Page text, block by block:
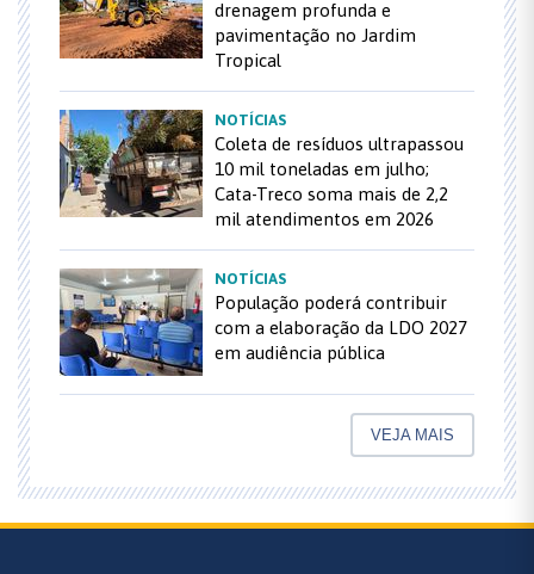
drenagem profunda e
pavimentação no Jardim
Tropical
NOTÍCIAS
Coleta de resíduos ultrapassou
10 mil toneladas em julho;
Cata-Treco soma mais de 2,2
mil atendimentos em 2026
NOTÍCIAS
População poderá contribuir
com a elaboração da LDO 2027
em audiência pública
VEJA MAIS